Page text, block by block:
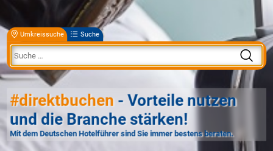
Umkreissuche Suche
#direktbuchen - Vorteile nutzen
und die Branche stärken!
Mit dem Deutschen Hotelführer sind Sie immer bestens beraten.